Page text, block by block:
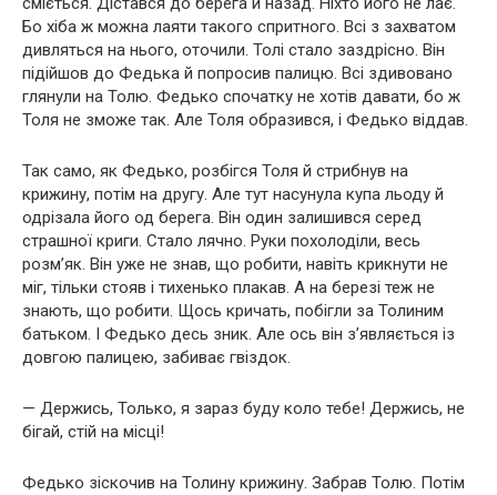
Бо хіба ж можна лаяти такого спритного. Всі з захватом
дивляться на нього, оточили. Толі стало заздрісно. Він
підійшов до Федька й попросив палицю. Всі здивовано
глянули на Толю. Федько спочатку не хотів давати, бо ж
Толя не зможе так. Але Толя образився, і Федько віддав.
Так само, як Федько, розбігся Толя й стрибнув на
крижину, потім на другу. Але тут насунула купа льоду й
одрізала його од берега. Він один залишився серед
страшної криги. Стало лячно. Руки похолоділи, весь
розм’як. Він уже не знав, що робити, навіть крикнути не
міг, тільки стояв і тихенько плакав. А на березі теж не
знають, що робити. Щось кричать, побігли за Толиним
батьком. І Федько десь зник. Але ось він з’являється із
довгою палицею, забиває гвіздок.
— Держись, Только, я зараз буду коло тебе! Держись, не
бігай, стій на місці!
Федько зіскочив на Толину крижину. Забрав Толю. Потім